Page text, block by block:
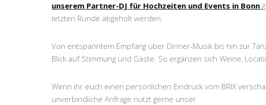
unserem Partner-DJ für Hochzeiten und Events in Bonn
letzten Runde abgeholt werden.
Von entspanntem Empfang über Dinner-Musik bis hin zur
Blick auf Stimmung und Gäste. So ergänzen sich Weine,
Wenn ihr euch einen persönlichen Eindruck vom BRIX
unverbindliche Anfrage nutzt gerne unser